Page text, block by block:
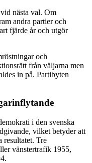
nästa val. Om
andra partier och
fjärde år och utgör
och
från väljarna men
in på. Partibyten
i den svenska
vilket betyder att
resultatet. Tre
vänstertrafik 1955,